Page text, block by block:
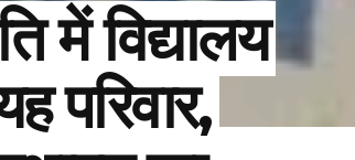
में विद्यालय
परिवार,